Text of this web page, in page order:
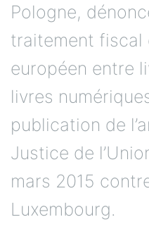
Pologne,
traitement fiscal
européen entre
livres
publication de
Justice de
mars 2015
Luxembourg.